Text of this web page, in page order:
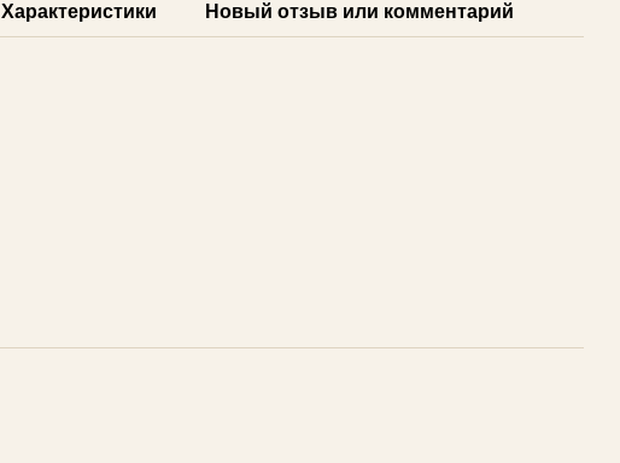
Характеристики Новый отзыв или комментарий